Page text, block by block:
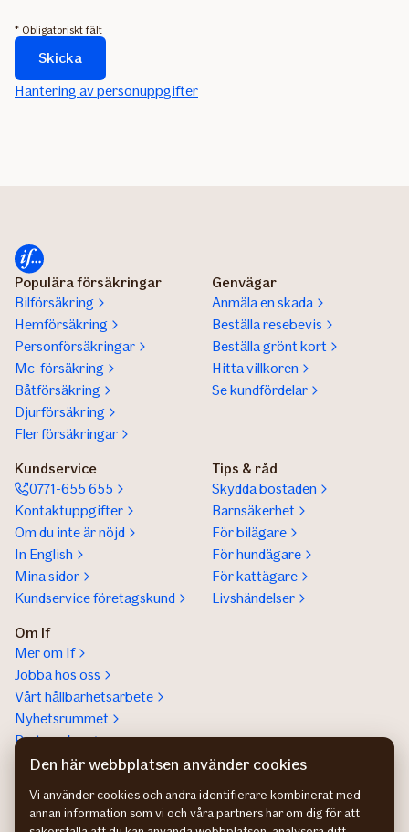
* Obligatoriskt fält
Skicka
Formuläret
Hantering av personuppgifter
Populära försäkringar
Bilförsäkring
Hemförsäkring
Personförsäkringar
Mc-försäkring
Båtförsäkring
Djurförsäkring
Fler försäkringar
Genvägar
Anmäla en skada
Beställa resebevis
Beställa grönt kort
Hitta villkoren
Se kundfördelar
Kundservice
0771-655 655
Kontaktuppgifter
Om du inte är nöjd
In English
Mina sidor
Kundservice företagskund
Tips & råd
Skydda bostaden
Barnsäkerhet
För bilägare
För hundägare
För kattägare
Livshändelser
Om If
Mer om If
Jobba hos oss
Vårt hållbarhetsarbete
Nyhetsrummet
Partnerskap
Help a lot award
Den här webbplatsen använder cookies
Vi använder cookies och andra identifierare kombinerat med
annan information som vi och våra partners har om dig för att